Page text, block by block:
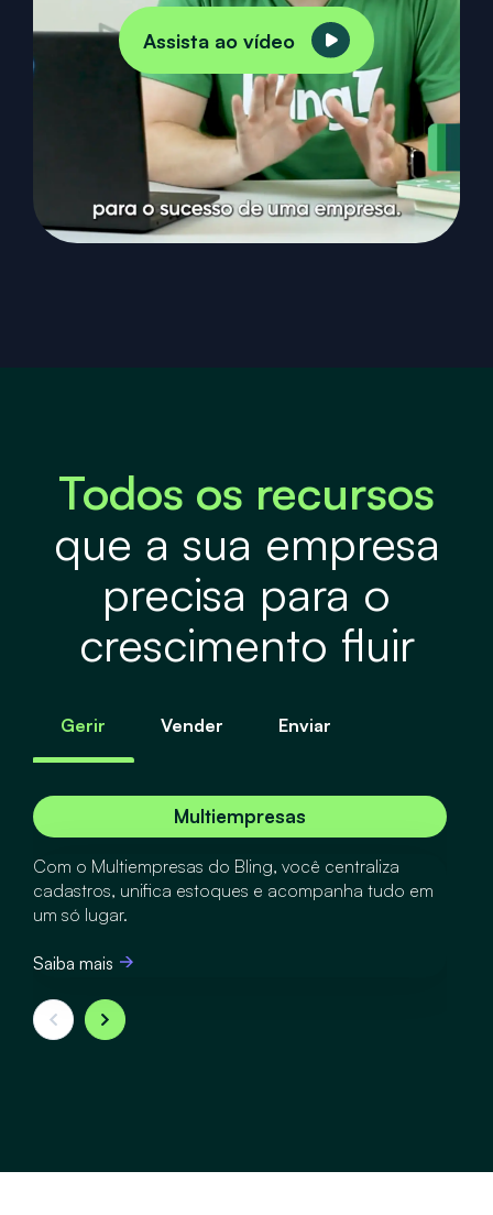
Assista ao vídeo
Todos os recursos
que a sua empresa
precisa para o
crescimento fluir
Gerir Vender Enviar
Multiempresas
Com o Multiempresas do Bling, você centraliza
cadastros, unifica estoques e acompanha tudo em
um só lugar.
Saiba mais